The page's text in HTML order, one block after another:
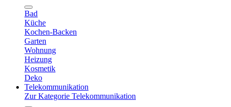
Bad
Küche
Kochen-Backen
Garten
Wohnung
Heizung
Kosmetik
Deko
Telekommunikation
Zur Kategorie Telekommunikation